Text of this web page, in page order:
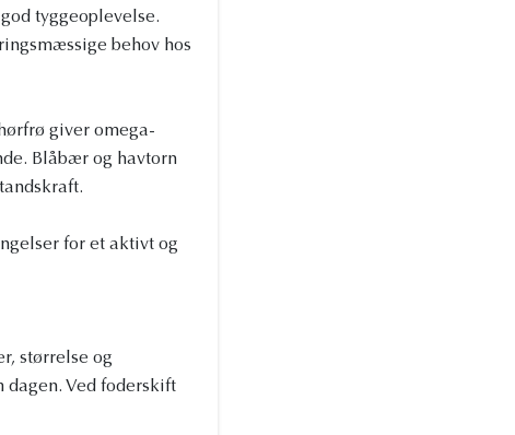
tyggeoplevelse.
behov hos
giver omega-
Blåbær og havtorn
for et aktivt og
størrelse og
Ved foderskift